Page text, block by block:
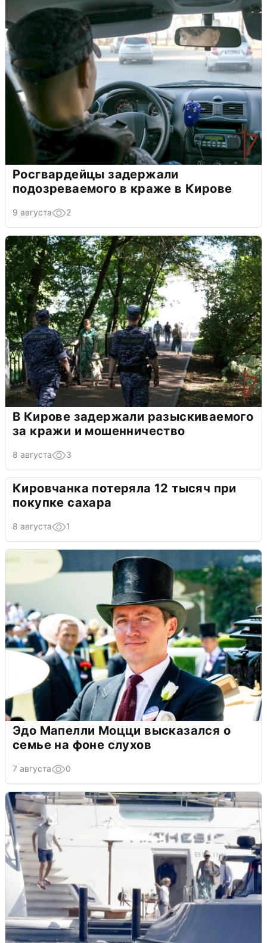
Росгвардейцы задержали
подозреваемого в краже в Кирове
9 августа 2
В Кирове задержали разыскиваемого
за кражи и мошенничество
8 августа 3
Кировчанка потеряла 12 тысяч при
покупке сахара
8 августа 1
Эдо Мапелли Моцци высказался о
семье на фоне слухов
7 августа 0